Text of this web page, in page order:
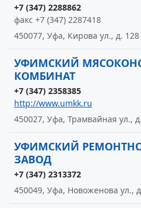
+7 (347) 2288862
факс +7 (347) 2287418
450077, Уфа, Кирова ул., д. 128
УФИМСКИЙ
КОМБИНАТ
+7 (347) 2358385
http://www.umkk.ru
450027, Уфа, Трамвайная ул.,
УФИМСКИЙ
ЗАВОД
+7 (347) 2313372
450049, Уфа, Новоженова ул.,